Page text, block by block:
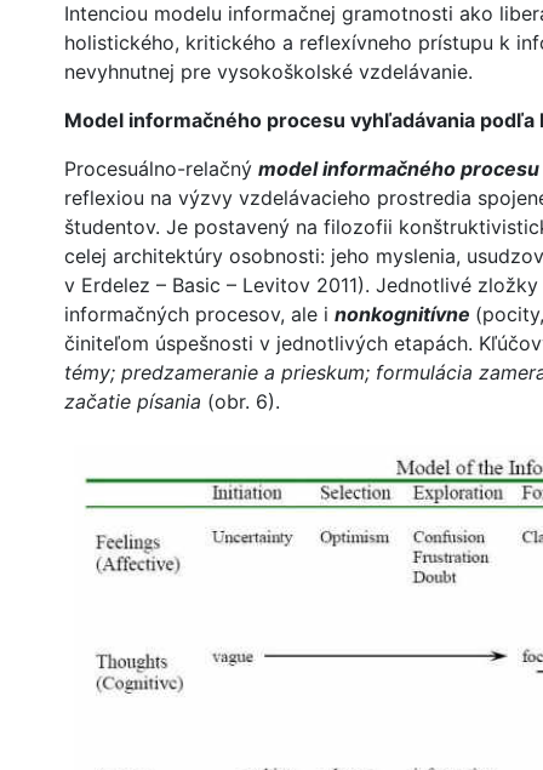
Intenciou modelu informačnej gramotnosti ako
holistického, kritického a reflexívneho prístupu k
nevyhnutnej pre vysokoškolské vzdelávanie.
Model informačného procesu vyhľadávania
Procesuálno-relačný model informačného
reflexiou na výzvy vzdelávacieho prostredia
študentov. Je postavený na filozofii
celej architektúry osobnosti: jeho myslenia,
v Erdelez – Basic – Levitov 2011). Jednotlivé
informačných procesov, ale i nonkognitívne
činiteľom úspešnosti v jednotlivých etapách.
témy; predzameranie a prieskum; formulácia
začatie písania (obr. 6).